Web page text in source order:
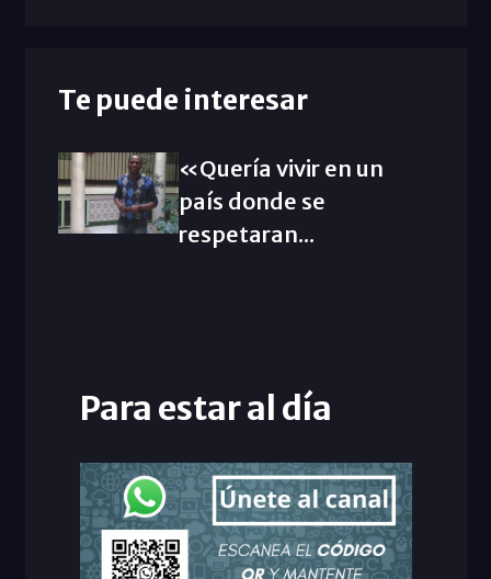
Te puede interesar
«Quería vivir en un
país donde se
respetaran...
Para estar al día